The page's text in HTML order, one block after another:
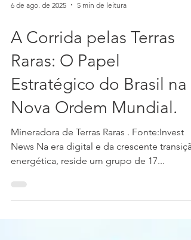
6 de ago. de 2025 5 min de leitura
A Corrida pelas Terras
Raras: O Papel
Estratégico do Brasil na
Nova Ordem Mundial.
Mineradora de Terras Raras . Fonte:Invest